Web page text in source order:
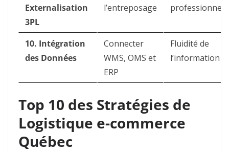
Externalisation
3PL
l’entreposage
professionnel
10. Intégration
des Données
Connecter
WMS, OMS et
ERP
Fluidité de
l’information
Top 10 des Stratégies de
Logistique e-commerce
Québec